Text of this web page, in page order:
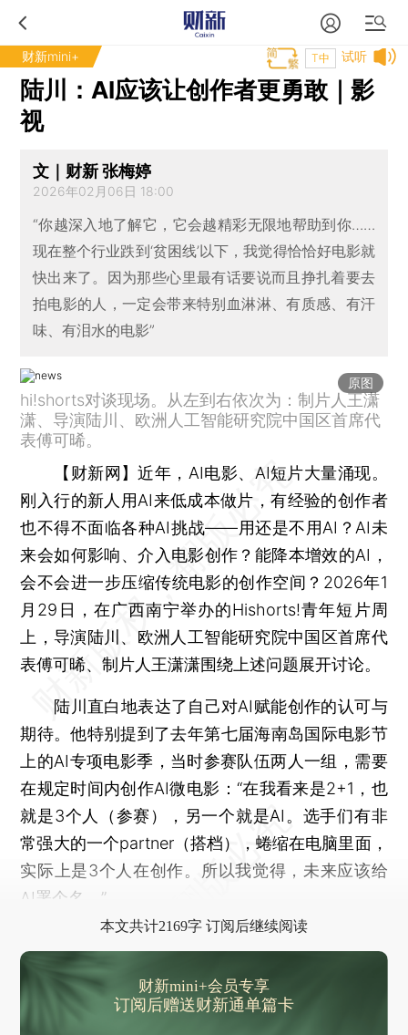
财新mini+ 试听
T中
陆川：AI应该让创作者更勇敢｜影
视
文｜财新 张梅婷
2026年02月06日 18:00
“你越深入地了解它，它会越精彩无限地帮助到你……
现在整个行业跌到‘贫困线’以下，我觉得恰恰好电影就
快出来了。因为那些心里最有话要说而且挣扎着要去
拍电影的人，一定会带来特别血淋淋、有质感、有汗
味、有泪水的电影”
原图
hi!shorts对谈现场。从左到右依次为：制片人王潇
潇、导演陆川、欧洲人工智能研究院中国区首席代
表傅可晞。
【财新网】近年，AI电影、AI短片大量涌现。
刚入行的新人用AI来低成本做片，有经验的创作者
也不得不面临各种AI挑战——用还是不用AI？AI未
来会如何影响、介入电影创作？能降本增效的AI，
会不会进一步压缩传统电影的创作空间？2026年1
月29日，在广西南宁举办的Hishorts!青年短片周
上，导演陆川、欧洲人工智能研究院中国区首席代
表傅可晞、制片人王潇潇围绕上述问题展开讨论。
陆川直白地表达了自己对AI赋能创作的认可与
期待。他特别提到了去年第七届海南岛国际电影节
上的AI专项电影季，当时参赛队伍两人一组，需要
在规定时间内创作AI微电影：“在我看来是2+1，也
就是3个人（参赛），另一个就是AI。选手们有非
常强大的一个partner（搭档），蜷缩在电脑里面，
实际上是3个人在创作。所以我觉得，未来应该给
AI署个名。”
本文共计2169字 订阅后继续阅读
财新mini+会员专享
订阅后赠送财新通单篇卡